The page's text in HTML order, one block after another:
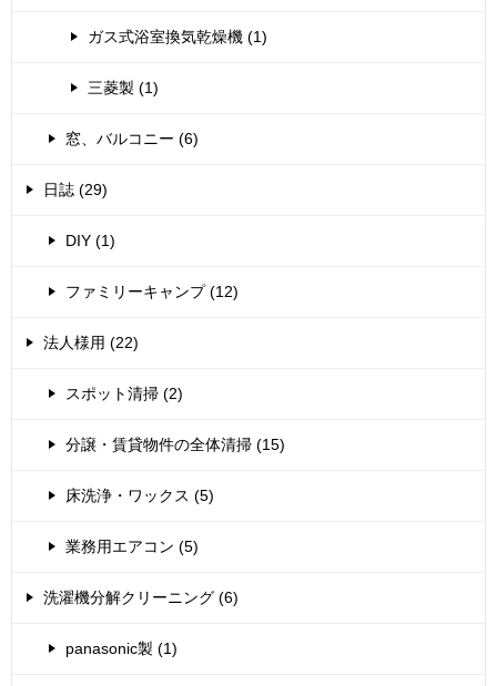
ガス式浴室換気乾燥機 (1)
三菱製 (1)
窓、バルコニー (6)
日誌 (29)
DIY (1)
ファミリーキャンプ (12)
法人様用 (22)
スポット清掃 (2)
分譲・賃貸物件の全体清掃 (15)
床洗浄・ワックス (5)
業務用エアコン (5)
洗濯機分解クリーニング (6)
panasonic製 (1)